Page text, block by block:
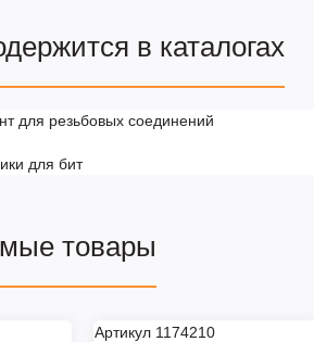
в каталогах
для резьбовых соединений
для бит
товары
Артикул 1174210